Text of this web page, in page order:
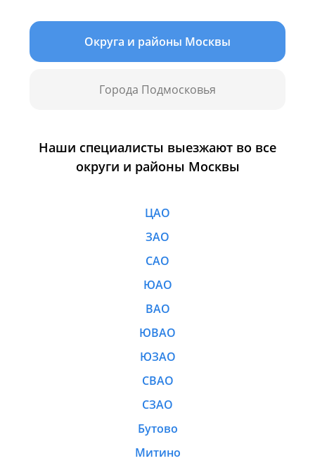
Округа и районы Москвы
Города Подмосковья
Наши специалисты выезжают во все
округи и районы Москвы
ЦАО
ЗАО
САО
ЮАО
ВАО
ЮВАО
ЮЗАО
СВАО
СЗАО
Бутово
Митино